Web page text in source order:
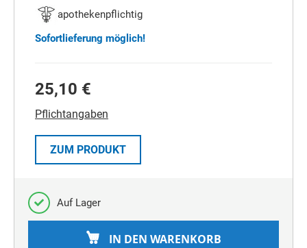
apothekenpflichtig
Sofortlieferung möglich!
25,10 €
Pflichtangaben
ZUM PRODUKT
Auf Lager
IN DEN WARENKORB